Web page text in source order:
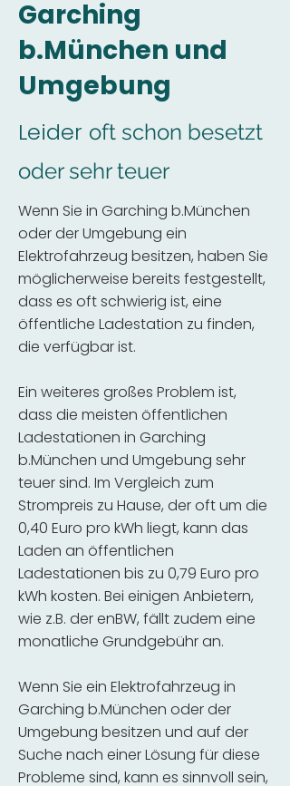
Garching
b.München und
Umgebung
Leider oft schon besetzt
oder sehr teuer
Wenn Sie in Garching b.München
oder der Umgebung ein
Elektrofahrzeug besitzen, haben Sie
möglicherweise bereits festgestellt,
dass es oft schwierig ist, eine
öffentliche Ladestation zu finden,
die verfügbar ist.
Ein weiteres großes Problem ist,
dass die meisten öffentlichen
Ladestationen in Garching
b.München und Umgebung sehr
teuer sind. Im Vergleich zum
Strompreis zu Hause, der oft um die
0,40 Euro pro kWh liegt, kann das
Laden an öffentlichen
Ladestationen bis zu 0,79 Euro pro
kWh kosten. Bei einigen Anbietern,
wie z.B. der enBW, fällt zudem eine
monatliche Grundgebühr an.
Wenn Sie ein Elektrofahrzeug in
Garching b.München oder der
Umgebung besitzen und auf der
Suche nach einer Lösung für diese
Probleme sind, kann es sinnvoll sein,